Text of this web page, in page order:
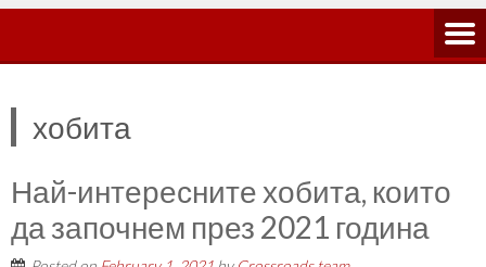
хобита
Най-интересните хобита, които
да започнем през 2021 година